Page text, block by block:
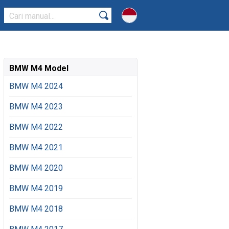
BMW M4 Model
BMW M4 2024
BMW M4 2023
BMW M4 2022
BMW M4 2021
BMW M4 2020
BMW M4 2019
BMW M4 2018